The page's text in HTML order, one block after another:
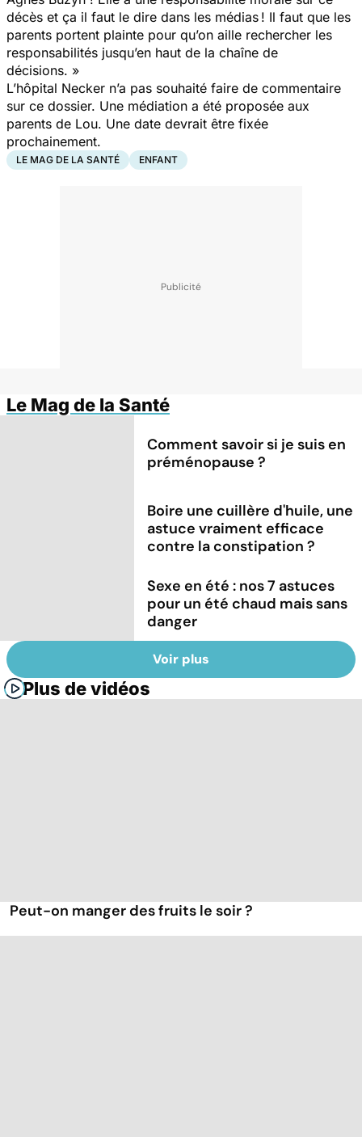
décès et ça il faut le dire dans les médias ! Il faut que les
parents portent plainte pour qu’on aille rechercher les
responsabilités jusqu’en haut de la chaîne de
décisions. »
L’hôpital Necker n’a pas souhaité faire de commentaire
sur ce dossier. Une médiation a été proposée aux
parents de Lou. Une date devrait être fixée
prochainement.
LE MAG DE LA SANTÉ ENFANT
Le Mag de la Santé
Comment savoir si je suis en
préménopause ?
Boire une cuillère d'huile, une
astuce vraiment efficace
contre la constipation ?
Sexe en été : nos 7 astuces
pour un été chaud mais sans
danger
Voir plus
Plus de vidéos
Peut-on manger des fruits le soir ?